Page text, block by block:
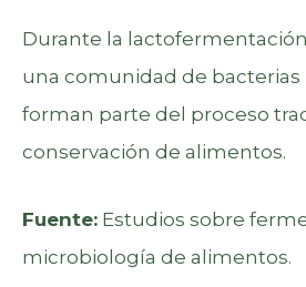
Durante la
una comunidad de bacterias
forman parte del proceso
conservación de alimentos.
Fuente: Estudios sobre
microbiología de alimentos.